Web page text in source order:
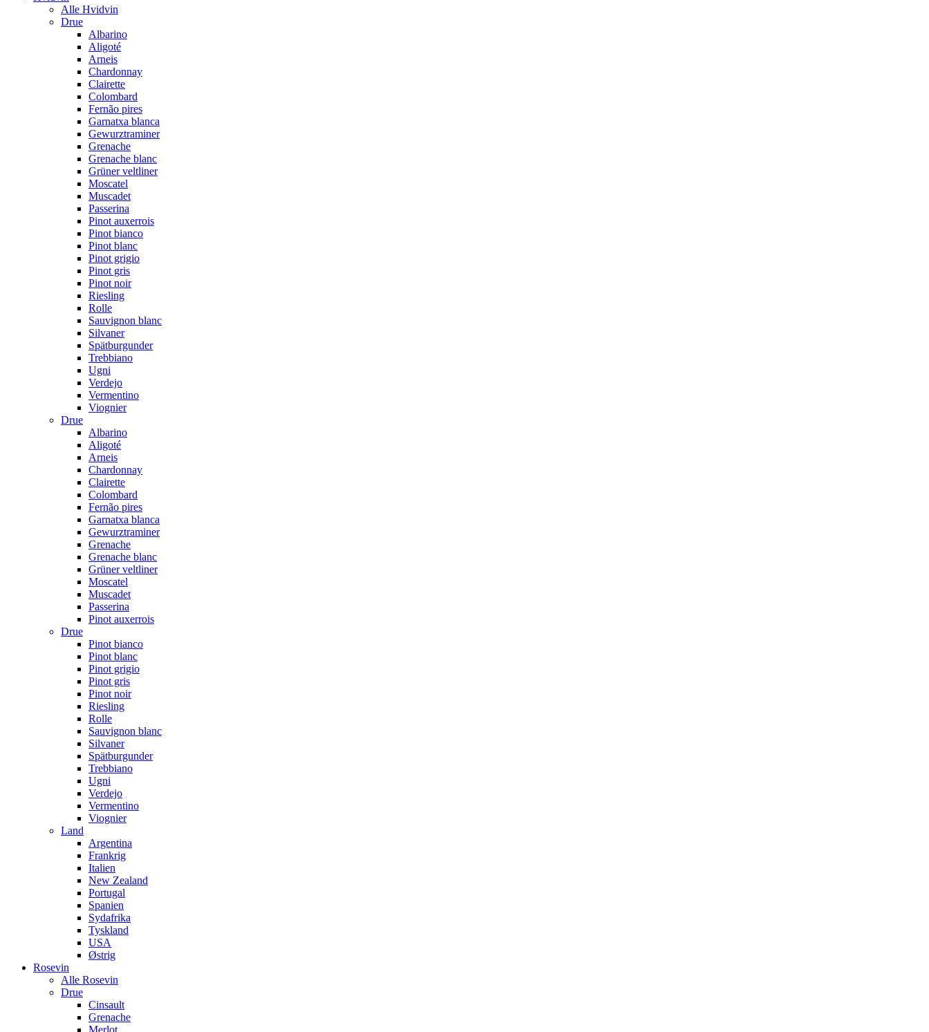
Alle Hvidvin
Drue
Albarino
Aligoté
Arneis
Chardonnay
Clairette
Colombard
Fernão pires
Garnatxa blanca
Gewurztraminer
Grenache
Grenache blanc
Grüner veltliner
Moscatel
Muscadet
Passerina
Pinot auxerrois
Pinot bianco
Pinot blanc
Pinot grigio
Pinot gris
Pinot noir
Riesling
Rolle
Sauvignon blanc
Silvaner
Spätburgunder
Trebbiano
Ugni
Verdejo
Vermentino
Viognier
Drue
Albarino
Aligoté
Arneis
Chardonnay
Clairette
Colombard
Fernão pires
Garnatxa blanca
Gewurztraminer
Grenache
Grenache blanc
Grüner veltliner
Moscatel
Muscadet
Passerina
Pinot auxerrois
Drue
Pinot bianco
Pinot blanc
Pinot grigio
Pinot gris
Pinot noir
Riesling
Rolle
Sauvignon blanc
Silvaner
Spätburgunder
Trebbiano
Ugni
Verdejo
Vermentino
Viognier
Land
Argentina
Frankrig
Italien
New Zealand
Portugal
Spanien
Sydafrika
Tyskland
USA
Østrig
Rosevin
Alle Rosevin
Drue
Cinsault
Grenache
Merlot